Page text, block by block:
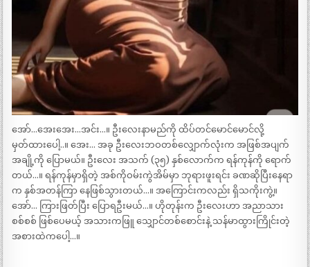
အော်…အေးအေး…အင်း…။ ဦးလေးနာမည်ကို ထိပ်တင်မောင်မောင်လို့
မှတ်ထားပေါ့..။ အေး… အခု ဦးလေးဘဝတစ်လျှောက်လုံးက အဖြစ်အပျက်
အချို့ကို ပြောမယ်။ ဦးလေး အသက် (၃၅) နှစ်လောက်က ရန်ကုန်ကို ရောက်
တယ်…။ ရန်ကုန်မှာရှိတဲ့ အစ်ကိုဝမ်းကွဲအိမ်မှာ ဘုရားဖူးရင်း ခဏဆိုပြီးနေရာ
က နှစ်အတန်ကြာ နေဖြစ်သွားတယ်…။ အကြောင်းကလည်း ရှိသကိုးကွဲ့။
အော်… ကြားဖြတ်ပြီး ပြောရဦးမယ်…။ ဟိုတုန်းက ဦးလေးဟာ အညာသား
စစ်စစ် ဖြစ်ပေမယ့် အသားကဖြူ သျှောင်တစ်စောင်းနဲ့ သန်မာထွားကြိုင်းတဲ့
အစားထဲကပေါ့…။